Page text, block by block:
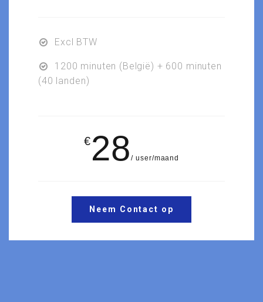
Excl BTW
1200 minuten (België) + 600 minuten
(40 landen)
€28 user/maand
Neem Contact op